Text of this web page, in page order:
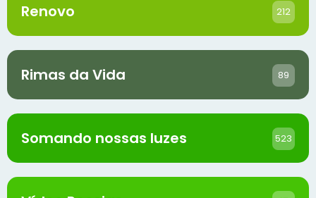
Renovo 212
Rimas da Vida 89
Somando nossas luzes 523